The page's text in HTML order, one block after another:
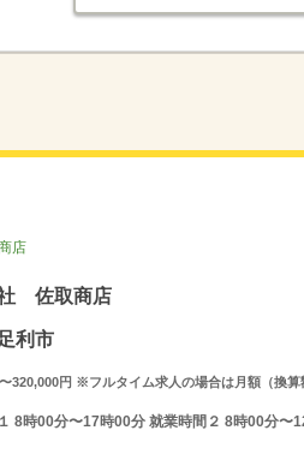
店
佐取商店
利市
320,000円 ※フルタイム求人の場合は月額（換
8時00分〜17時00分 就業時間２ 8時00分〜